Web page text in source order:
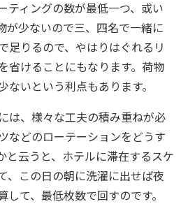
ティングの数が最低一つ、或い
が少ないので三、四名で一緒に
足りるので、やはりはぐれるリ
省けることにもなります。荷物
いという利点もあります。
は、様々な工夫の積み重ねが必
などのローテーションをどうす
と云うと、ホテルに滞在するスケ
、この日の朝に洗濯に出せば夜
して、最低枚数で回すのです。